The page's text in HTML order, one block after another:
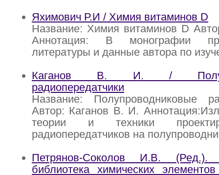
Яхимович Р.И / Химия витаминов D
Название: Химия витаминов D
Аннотация: В монографии
литературы и данные автора по
Каганов В. И. /
радиопередатчики
Название: Полупроводниковые
Автор: Каганов В. И.
теории и техники
радиопередатчиков на
Петрянов-Соколов И.В.
библиотека химических